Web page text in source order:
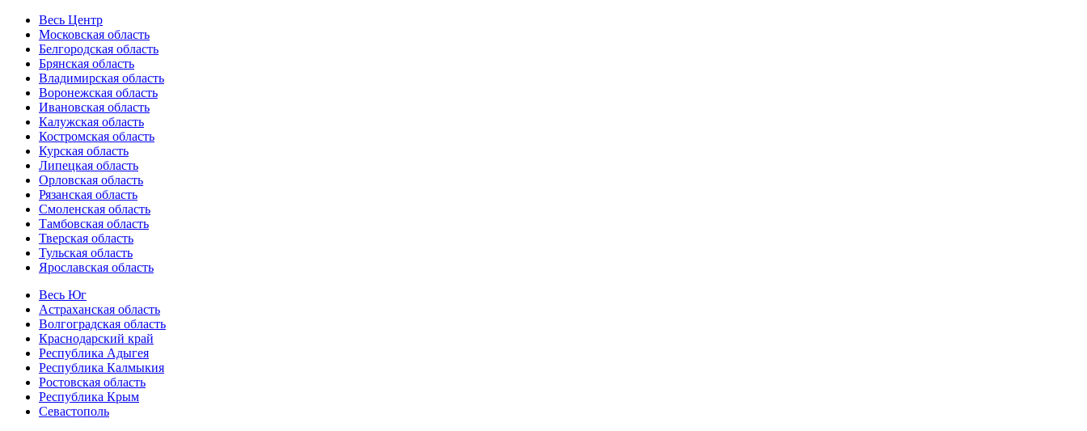
Весь Центр
Московская область
Белгородская область
Брянская область
Владимирская область
Воронежская область
Ивановская область
Калужская область
Костромская область
Курская область
Липецкая область
Орловская область
Рязанская область
Смоленская область
Тамбовская область
Тверская область
Тульская область
Ярославская область
Весь Юг
Астраханская область
Волгоградская область
Краснодарский край
Республика Адыгея
Республика Калмыкия
Ростовская область
Республика Крым
Севастополь